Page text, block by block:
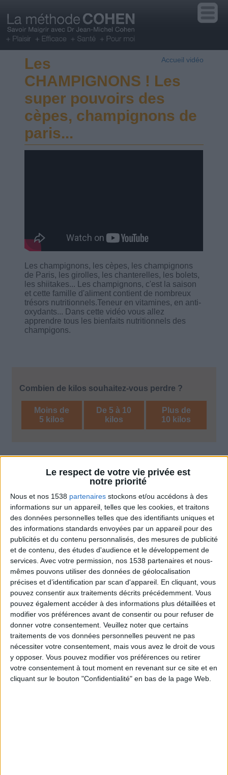
Le respect de votre vie privée est
notre priorité
Nous et nos 1538 partenaires stockons et/ou accédons à des
informations sur un appareil, telles que les cookies, et traitons
des données personnelles telles que des identifiants uniques et
des informations standards envoyées par un appareil pour des
publicités et du contenu personnalisés, des mesures de publicité
et de contenu, des études d'audience et le développement de
services. Avec votre permission, nos 1538 partenaires et nous-
mêmes pouvons utiliser des données de géolocalisation
précises et d’identification par scan d'appareil. En cliquant, vous
pouvez consentir aux traitements décrits précédemment. Vous
pouvez également accéder à des informations plus détaillées et
modifier vos préférences avant de consentir ou pour refuser de
donner votre consentement. Veuillez noter que certains
traitements de vos données personnelles peuvent ne pas
nécessiter votre consentement, mais vous avez le droit de vous
y opposer. Vous pouvez modifier vos préférences ou retirer
votre consentement à tout moment en revenant sur ce site et en
cliquant sur le bouton "Confidentialité" en bas de la page Web.
Accueil vidéo
Les
CHAMPIGNONS ! Les
super pouvoirs des
cèpes, champignons de
paris...
Les champignons, les cèpes, les champignons
de Paris, les girolles, les chanterelles, les bolets,
les shiitakes... Les champignons, c'est la saison
et cette famille d'aliment contient de nombreux
trésors nutritionnels.Teneur en vitamines, en anti-
oxydants... Dans cette vidéo vous allez
apprendre tous les bienfaits nutritionnels des
champigons.
Combien de kilos souhaitez-vous perdre ?
Moins de
5 kilos
De 5 à 10
kilos
Plus de
10 kilos
Les aliments n'auront plus aucun secret pour
vous. Jean-Michel vous aide à décrypter les
étiquettes des produits, pour mieux les choisir
et mieux manger.
Magnum, cornet, sorbet ? Quelle glace choisir
?